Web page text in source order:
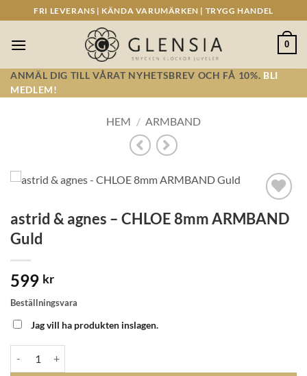
to
content
FRI LEVERANS | KÄNDA VARUMÄRKEN | TRYGG HANDEL
0
ANMÄL DIG TILL VÅRAT NYHETSBREV OCH FÅ 10%. BLI
MEDLEM!
HEM / ARMBAND
Lägg till i
önskelistan!
astrid & agnes – CHLOE 8mm ARMBAND
Guld
599 kr
Beställningsvara
Jag vill ha produkten inslagen.